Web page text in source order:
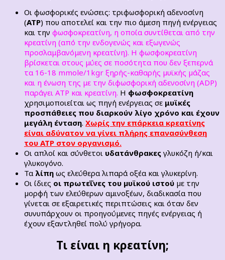
Οι φωσφορικές ενώσεις: τριφωσφορική αδενοσίνη
(ΑΤΡ) που αποτελεί και την πιο άμεση πηγή ενέργειας
και την φωσφοκρεατίνη, η οποία συντίθεται από την
κρεατίνη (από την ενδογενώς και εξωγενώς
προσλαμβανόμενη κρεατίνη). Η φωσφοκρεατίνη
βρίσκεται στους μύες σε ποσότητα που δεν ξεπερνά
τα 16-18 mmole/1kgr ξηρής-καθαρής µυϊκής µάζας
και η ένωση της με την διφωσφορική αδενοσίνη (ADP)
παράγει ΑΤΡ και κρεατίνη. Η φωσφοκρεατίνη
χρησιμοποιείται ως πηγή ενέργειας σε μυϊκές
προσπάθειες που διαρκούν λίγο χρόνο και έχουν
μεγάλη ένταση. Χωρίς την επάρκεια κρεατίνης
είναι αδύνατον να γίνει πλήρης επανασύνθεση
του ΑΤΡ στον οργανισμό.
Οι απλοί και σύνθετοι υδατάνθρακες γλυκόζη ή/και
γλυκογόνο.
Τα λίπη ως ελεύθερα λιπαρά οξέα και γλυκερίνη.
Οι ίδιες οι πρωτεΐνες του µυϊκού ιστού µε την
µορφή των ελεύθερων αμινοξέων, διαδικασία που
γίνεται σε εξαιρετικές περιπτώσεις και όταν δεν
συνυπάρχουν οι προηγούμενες πηγές ενέργειας ή
έχουν εξαντληθεί πολύ γρήγορα.
Τι είναι η κρεατίνη;